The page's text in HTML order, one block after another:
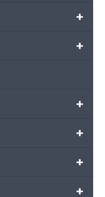
+
+
+
+
+
+